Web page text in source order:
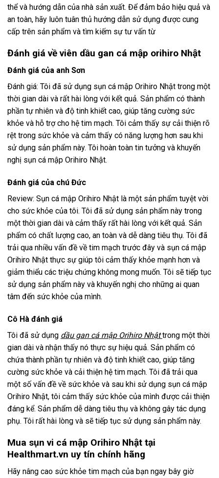
thể và hướng dẫn của nhà sản xuất. Để đảm bảo hiệu quả và
an toàn, hãy luôn tuân thủ hướng dẫn sử dụng được cung
cấp trên sản phẩm và tìm kiếm sự tư vấn từ
Đánh giá về viên dầu gan cá mập orihiro Nhật
Đánh giá của anh Sơn
Đánh giá: Tôi đã sử dụng sụn cá mập Orihiro Nhật trong một
thời gian dài và rất hài lòng với kết quả. Sản phẩm có thành
phần tự nhiên và độ tinh khiết cao, giúp tăng cường sức
khỏe và hỗ trợ cho hệ tim mạch. Tôi cảm thấy sự cải thiện rõ
rệt trong sức khỏe và cảm thấy có năng lượng hơn sau khi
sử dụng sản phẩm này. Tôi hoàn toàn tin tưởng và khuyến
nghị sụn cá mập Orihiro Nhật.
Đánh giá của chú Đức
Review: Sụn cá mập Orihiro Nhật là một sản phẩm tuyệt vời
cho sức khỏe của tôi. Tôi đã sử dụng sản phẩm này trong
một thời gian dài và cảm thấy rất hài lòng với kết quả. Sản
phẩm có chất lượng cao, an toàn và dễ dàng tiêu thụ. Tôi đã
trải qua nhiều vấn đề về tim mạch trước đây và sụn cá mập
Orihiro Nhật thực sự giúp tôi cảm thấy khỏe mạnh hơn và
giảm thiểu các triệu chứng không mong muốn. Tôi sẽ tiếp tục
sử dụng sản phẩm này và khuyến nghị cho những ai quan
tâm đến sức khỏe của mình.
Cô Hà đánh giá
Tôi đã sử dụng dầu gan cá mập Orihiro Nhật trong một thời
gian dài và nhận thấy nó thực sự hiệu quả. Sản phẩm có
chứa thành phần tự nhiên và độ tinh khiết cao, giúp tăng
cường sức khỏe và cải thiện hệ tim mạch. Tôi đã trải qua
một số vấn đề về sức khỏe và sau khi sử dụng sụn cá mập
Orihiro Nhật, tôi cảm thấy sức khỏe của mình được cải thiện
đáng kể. Sản phẩm dễ dàng tiêu thụ và không gây tác dụng
phụ. Tôi rất hài lòng và sẽ tiếp tục sử dụng sản phẩm này.
Mua sụn vi cá mập Orihiro Nhật tại
Healthmart.vn uy tín chính hãng
Hãy nâng cao sức khỏe tim mạch của bạn ngay bây giờ